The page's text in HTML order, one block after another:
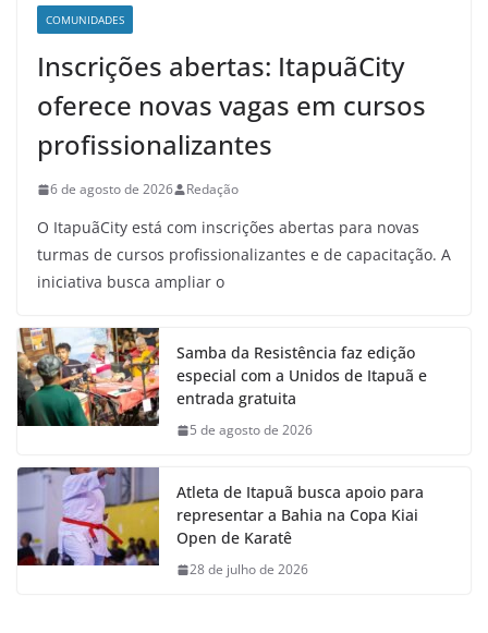
COMUNIDADES
Inscrições abertas: ItapuãCity
oferece novas vagas em cursos
profissionalizantes
6 de agosto de 2026 Redação
O ItapuãCity está com inscrições abertas para novas
turmas de cursos profissionalizantes e de capacitação. A
iniciativa busca ampliar o
Samba da Resistência faz edição
especial com a Unidos de Itapuã e
entrada gratuita
5 de agosto de 2026
Atleta de Itapuã busca apoio para
representar a Bahia na Copa Kiai
Open de Karatê
28 de julho de 2026